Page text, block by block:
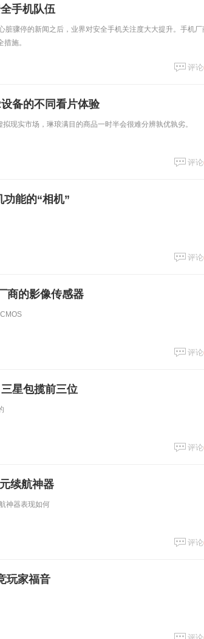
手机队伍
脏骤停的新闻之后，业界对安全手机关注度大大提升。手机厂
施。
评论
备的不同看片体验
现实市场，琳琅满目的商品一时半会很难分辨孰优孰劣。
评论
能的“相机”
评论
商的影像传感器
评论
星包揽前三位
评论
续航神器
神器表现如何
评论
玩家福音